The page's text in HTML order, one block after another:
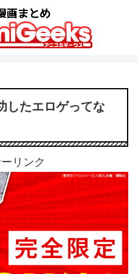
したエロゲってな
リンク